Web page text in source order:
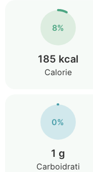
8%
185 kcal
Calorie
0%
1 g
Carboidrati